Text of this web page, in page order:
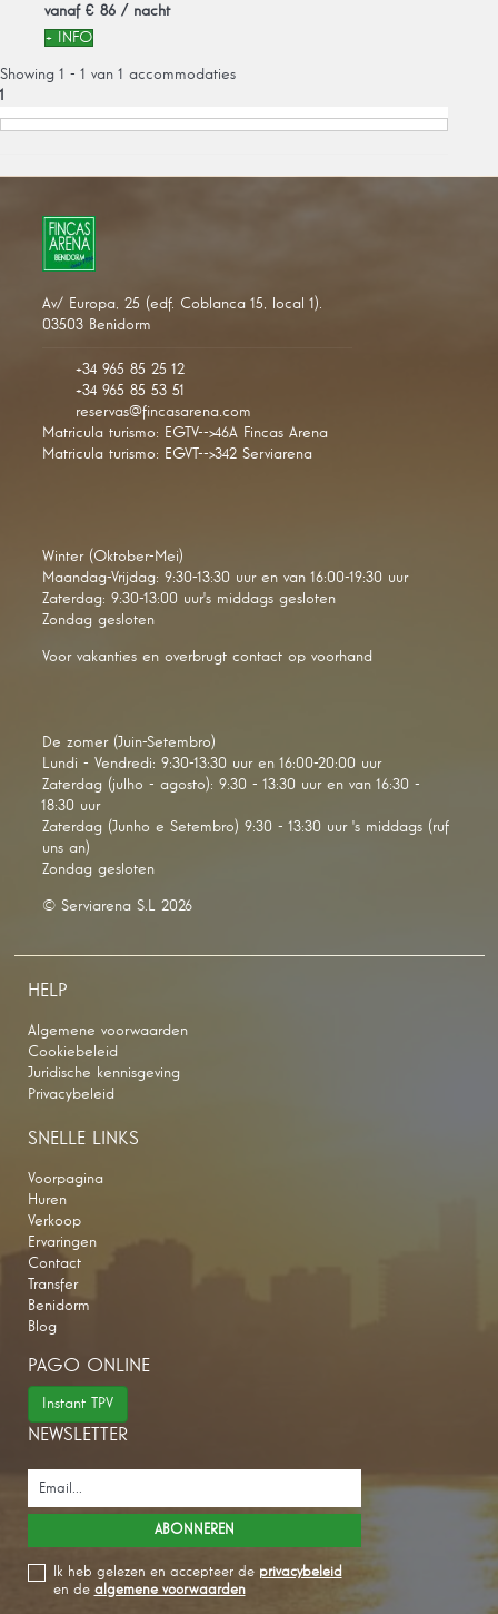
vanaf € 86 / nacht
+ INFO
Showing 1 - 1 van 1 accommodaties
1
Av/ Europa, 25 (edf. Coblanca 15, local 1).
03503 Benidorm
+34 965 85 25 12
+34 965 85 53 51
reservas@fincasarena.com
Matricula turismo: EGTV-->46A Fincas Arena
Matricula turismo: EGVT-->342 Serviarena
Winter (Oktober-Mei)
Maandag-Vrijdag: 9:30-13:30 uur en van 16:00-19:30 uur
Zaterdag: 9:30-13:00 uur's middags gesloten
Zondag gesloten
Voor vakanties en overbrugt contact op voorhand
De zomer (Juin-Setembro)
Lundi - Vendredi: 9:30-13:30 uur en 16:00-20:00 uur
Zaterdag (julho - agosto): 9:30 - 13:30 uur en van 16:30 -
18:30 uur
Zaterdag (Junho e Setembro) 9:30 - 13:30 uur 's middags (ruf
uns an)
Zondag gesloten
© Serviarena S.L 2026
HELP
Algemene voorwaarden
Cookiebeleid
Juridische kennisgeving
Privacybeleid
SNELLE LINKS
Voorpagina
Huren
Verkoop
Ervaringen
Contact
Transfer
Benidorm
Blog
PAGO ONLINE
Instant TPV
NEWSLETTER
Ik heb gelezen en accepteer de privacybeleid
en de algemene voorwaarden